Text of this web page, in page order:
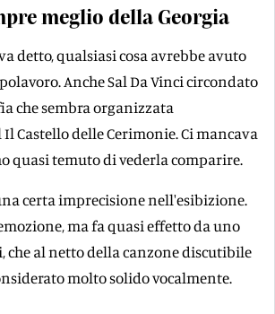
meglio della Georgia
detto, qualsiasi cosa avrebbe avuto
Anche Sal Da Vinci circondato
che sembra organizzata
Castello delle Cerimonie. Ci mancava
quasi temuto di vederla comparire.
certa imprecisione nell'esibizione.
ma fa quasi effetto da uno
che al netto della canzone discutibile
molto solido vocalmente.